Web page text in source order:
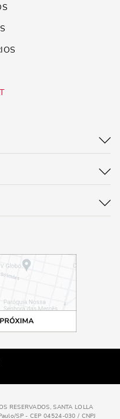
RESERVADOS, SANTA LOLLA
SP - CEP 04524-030 / CNPJ